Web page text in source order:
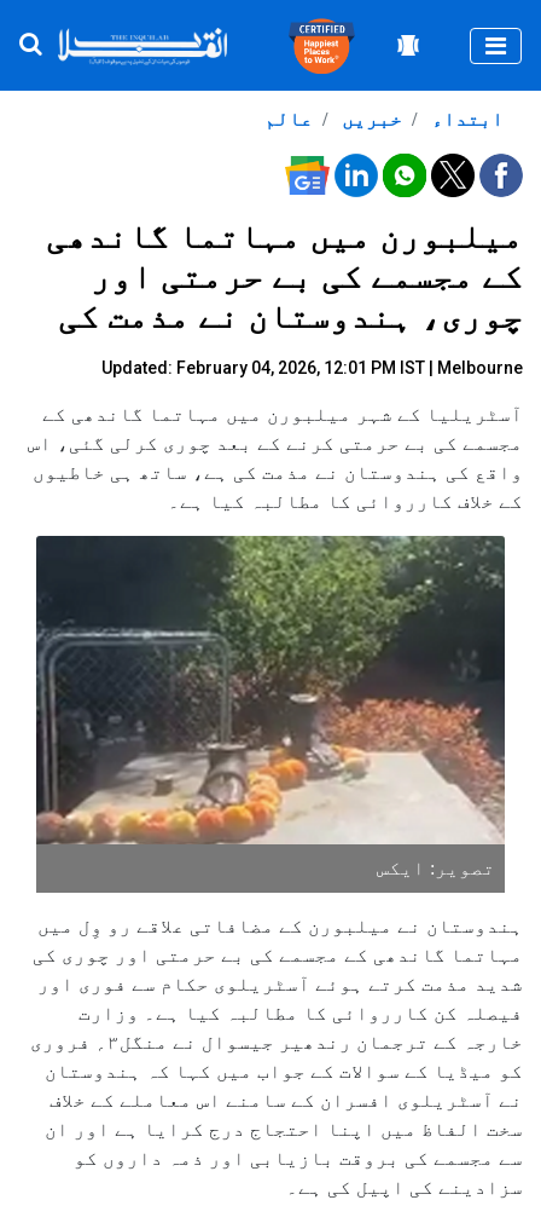
عالم خبریں ابتداء
میلبورن میں مہاتما گاندھی
کے مجسمے کی بے حرمتی اور
چوری، ہندوستان نے مذمت کی
Updated: February 04, 2026, 12:01 PM IST | Melbourne
آسٹریلیا کے شہر میلبورن میں مہاتما گاندھی کے
مجسمے کی بے حرمتی کرنے کے بعد چوری کرلی گئی، اس
واقع کی ہندوستان نے مذمت کی ہے، ساتھ ہی خاطیوں
کے خلاف کارروائی کا مطالبہ کیا ہے۔
تصویر: ایکس
ہندوستان نے میلبورن کے مضافاتی علاقے رو وِل میں
مہاتما گاندھی کے مجسمے کی بے حرمتی اور چوری کی
شدید مذمت کرتے ہوئے آسٹریلوی حکام سے فوری اور
فیصلہ کن کارروائی کا مطالبہ کیا ہے۔ وزارت
خارجہ کے ترجمان رندھیر جیسوال نے منگل۳؍ فروری
کو میڈیا کے سوالات کے جواب میں کہا کہ ہندوستان
نے آسٹریلوی افسران کے سامنے اس معاملے کے خلاف
سخت الفاظ میں اپنا احتجاج درج کرایا ہے اور ان
سے مجسمے کی بروقت بازیابی اور ذمہ داروں کو
سزادینے کی اپیل کی ہے۔